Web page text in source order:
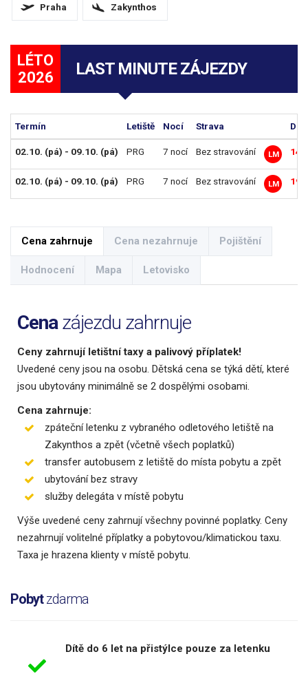
Praha Zakynthos
LÉTO
2026
LAST MINUTE ZÁJEZDY
Termín Letiště Nocí Strava
02.10. (pá) - 09.10. (pá) PRG 7 nocí Bez stravování LM 14
02.10. (pá) - 09.10. (pá) PRG 7 nocí Bez stravování LM 19
Cena zahrnuje Cena nezahrnuje Pojištění
Hodnocení Mapa Letovisko
Cenazájezdu zahrnuje
Ceny zahrnují letištní taxy a palivový příplatek!
Uvedené ceny jsou na osobu. Dětská cena se týká dětí, které
jsou ubytovány minimálně se 2 dospělými osobami.
Cena zahrnuje:
zpáteční letenku z vybraného odletového letiště na
Zakynthos a zpět (včetně všech poplatků)
transfer autobusem z letiště do místa pobytu a zpět
ubytování bez stravy
služby delegáta v místě pobytu
Výše uvedené ceny zahrnují všechny povinné poplatky. Ceny
nezahrnují volitelné příplatky a pobytovou/klimatickou taxu.
Taxa je hrazena klienty v místě pobytu.
Pobytzdarma
Dítě do 6 let na přistýlce pouze za letenku